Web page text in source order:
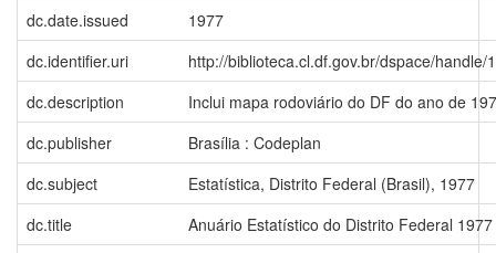
dc.date.issued
1977
dc.identifier.uri
http://biblioteca.cl.df.gov.br/dspace/handle/
dc.description
Inclui mapa rodoviário do DF do ano de
dc.publisher
Brasília : Codeplan
dc.subject
Estatística, Distrito Federal (Brasil), 1977
dc.title
Anuário Estatístico do Distrito Federal 1977